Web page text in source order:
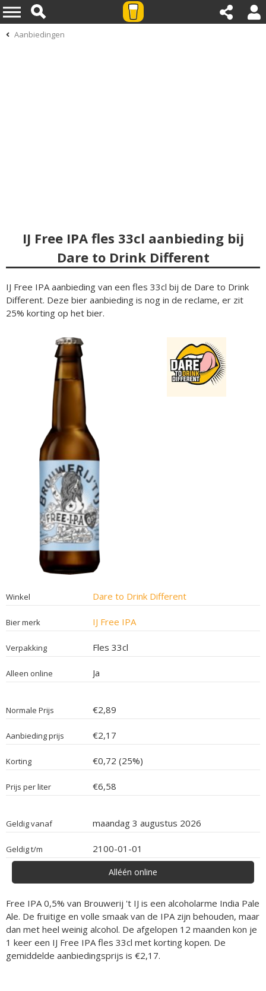
Aanbiedingen
IJ Free IPA fles 33cl aanbieding bij
Dare to Drink Different
IJ Free IPA aanbieding van een fles 33cl bij de Dare to Drink
Different. Deze bier aanbieding is nog in de reclame, er zit
25% korting op het bier.
Winkel Dare to Drink Different
Bier merk IJ Free IPA
Verpakking Fles 33cl
Alleen online Ja
Normale Prijs €2,89
Aanbieding prijs €2,17
Korting €0,72 (25%)
Prijs per liter €6,58
Geldig vanaf maandag 3 augustus 2026
Geldig t/m 2100-01-01
Alléén online
Free IPA 0,5% van Brouwerij 't IJ is een alcoholarme India Pale
Ale. De fruitige en volle smaak van de IPA zijn behouden, maar
dan met heel weinig alcohol. De afgelopen 12 maanden kon je
1 keer een IJ Free IPA fles 33cl met korting kopen. De
gemiddelde aanbiedingsprijs is €2,17.